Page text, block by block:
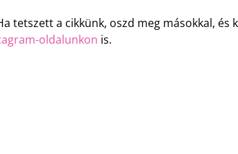
tetszett a cikkünk, oszd meg másokkal, és
oldalunkon is.